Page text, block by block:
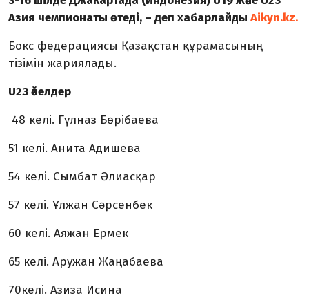
Азия чемпионаты өтеді, – деп хабарлайды Aikyn.kz.
Бокс федерациясы Қазақстан құрамасының
тізімін жариялады.
U23 әйелдер
48 келі. Гүлназ Бөрібаева
51 келі. Анита Адишева
54 келі. Сымбат Әлиасқар
57 келі. Ұлжан Сәрсенбек
60 келі. Аяжан Ермек
65 келі. Аружан Жаңабаева
70келі. Азиза Исина